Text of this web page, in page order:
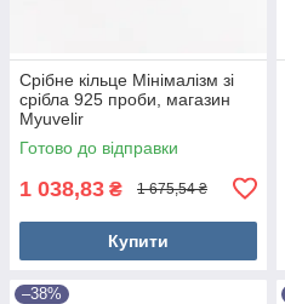
Срібне кільце Мінімалізм зі
срібла 925 проби, магазин
Myuvelir
Готово до відправки
1 038,83 ₴ 1 675,54 ₴
Купити
–38%